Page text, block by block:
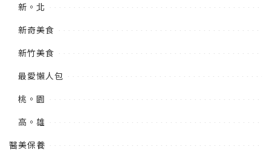
新。北
新奇美食
新竹美食
最愛懶人包
桃。園
高。雄
醫美保養